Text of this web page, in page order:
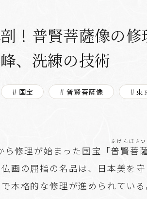
！普賢菩薩像の
、洗練の技術
＃国宝 ＃普賢菩薩像 ＃東
ら修理が始まった国宝「普賢菩
ふげんぼさつ
画の屈指の名品は、日本美を
本格的な修理が進められている